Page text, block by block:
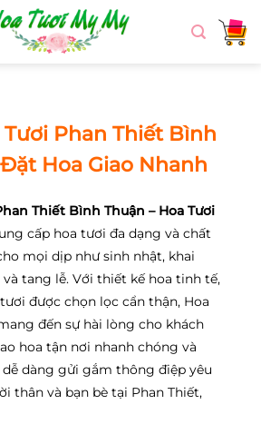
Tươi Phan Thiết Bình
Hoa Giao Nhanh
Thiết Bình Thuận – Hoa Tươi
cấp hoa tươi đa dạng và chất
mọi dịp như sinh nhật, khai
tang lễ. Với thiết kế hoa tinh tế,
được chọn lọc cẩn thận, Hoa
đến sự hài lòng cho khách
hoa tận nơi nhanh chóng và
dàng gửi gắm thông điệp yêu
thân và bạn bè tại Phan Thiết,